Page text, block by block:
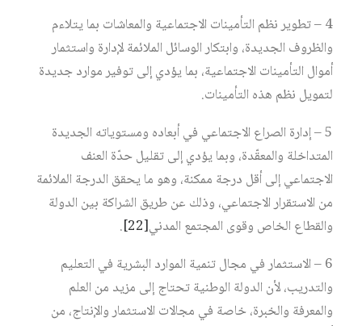
4 – تطوير نظم التأمينات الاجتماعية والمعاشات بما يتلاءم
والظروف الجديدة، وابتكار الوسائل الملائمة لإدارة واستثمار
أموال التأمينات الاجتماعية، بما يؤدي إلى توفير موارد جديدة
لتمويل نظم هذه التأمينات.
5 – إدارة الصراع الاجتماعي في أبعاده ومستوياته الجديدة
المتداخلة والمعقّدة، وبما يؤدي إلى تقليل حدّة العنف
الاجتماعي إلى أقل درجة ممكنة، وهو ما يحقق الدرجة الملائمة
من الاستقرار الاجتماعي، وذلك عن طريق الشراكة بين الدولة
والقطاع الخاص وقوى المجتمع المدني[22]
.
6 – الاستثمار في مجال تنمية الموارد البشرية في التعليم
والتدريب، لأن الدولة الوطنية تحتاج إلى مزيد من العلم
والمعرفة والخبرة، خاصة في مجالات الاستثمار والإنتاج، من